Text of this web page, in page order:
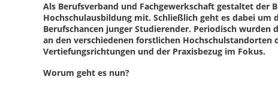
Als Berufsverband und Fachgewerkschaft gestaltet der
Hochschulausbildung mit. Schließlich geht es dabei
Berufschancen junger Studierender. Periodisch wurden
an den verschiedenen forstlichen Hochschulstandorten
Vertiefungsrichtungen und der Praxisbezug im Fokus.
Worum geht es nun?